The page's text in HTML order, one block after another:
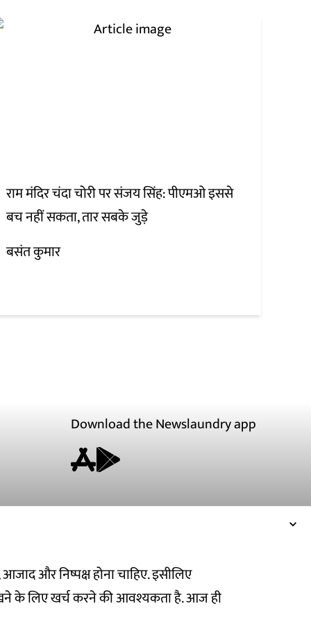
आजाद और निष्पक्ष होना चाहिए. इसीलिए
के लिए खर्च करने की आवश्यकता है. आज ही
राम मंदिर चंदा चोरी पर संजय सिंह: पीएमओ इससे
बच नहीं सकता, तार सबके जुड़े
बसंत कुमार
Download the Newslaundry app